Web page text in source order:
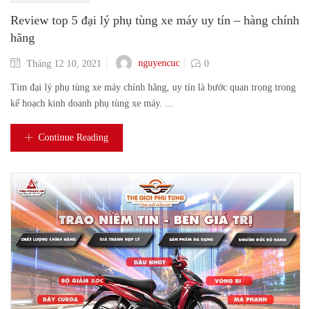
Review top 5 đại lý phụ tùng xe máy uy tín – hàng chính
hãng
Tháng 12 10, 2021 nguyencuc 0
Tìm đại lý phụ tùng xe máy chính hãng, uy tín là bước quan trọng trong
kế hoạch kinh doanh phụ tùng xe máy. ...
Continue Reading